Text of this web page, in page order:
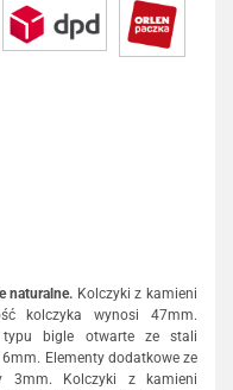
naturalne. Kolczyki z kamieni
kolczyka wynosi 47mm.
typu bigle otwarte ze stali
Elementy dodatkowe ze
3mm. Kolczyki z kamieni